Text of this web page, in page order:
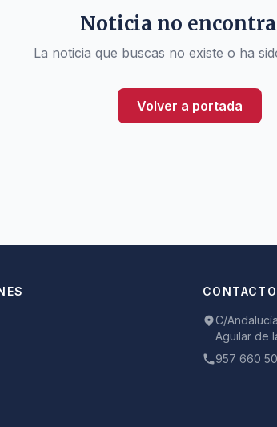
Noticia no
La noticia que buscas no existe o ha
Volver a portada
CONTACTO
C/
Aguilar de
957 660